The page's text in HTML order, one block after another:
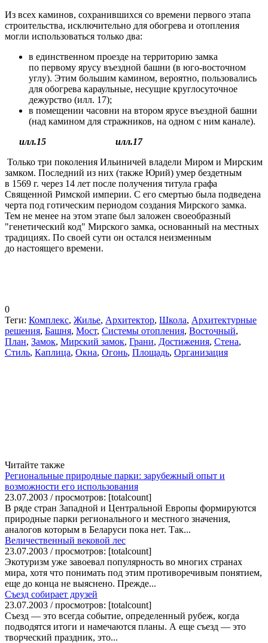
Из всех каминов, сохранившихся со времени первого этапа
строительства, исключительно для обогрева и отопления
могли использоваться только два:
в единственном проезде на территорию замка
по первому ярусу въездной башни (в юго-восточном
углу). Этим большим камином, вероятно, пользовались
для обогрева караульные, несущие круглосуточное
дежурство (илл. 17);
в помещении часовни на втором ярусе въездной башни
(над камином для стражников, на одном с ним канале).
илл.15 илл.17
Только три поколения Ильиничей владели Миром и Мирским
замком. Последний из них (также Юрий) умер бездетным
в 1569 г. через 14 лет после получения титула графа
Священной Римской империи. С его смертью была подведена
черта под готическим периодом создания Мирского замка.
Тем не менее на этом этапе был заложен своеобразный
"генетический код" Мирского замка, основанный на местных
традициях. По своей сути он остался неизменным
до настоящего времени.
0
Теги: Комплекс, Жилье, Архитектор, Школа, Архитектурные
решения, Башня, Мост, Системы отопления, Восточный,
План, Замок, Мирский замок, Грани, Достижения, Стена,
Стиль, Каплица, Окна, Огонь, Площадь, Организация
Читайте также
Региональные природные парки: зарубежный опыт и
возможности его использования
23.07.2003 / просмотров: [totalcount]
В ряде стран Западной и Центральной Европы формируются
природные парки регионального и местного значения,
аналогов которым в Беларуси пока нет. Так...
Величественный вековой лес
23.07.2003 / просмотров: [totalcount]
Экотуризм уже завоевал популярность во многих странах
мира, хотя что понимать под этим противоречивым понятием,
еще до конца не выяснено. Прежде...
Съезд собирает друзей
23.07.2003 / просмотров: [totalcount]
Съезд — это всегда событие, определенный рубеж, когда
подводятся итоги и намечаются планы. А еще съезд — это
творческий праздник, это...